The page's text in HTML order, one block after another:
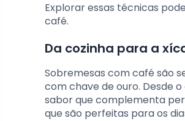
Explorar essas técnicas
café.
Da cozinha para a
Sobremesas com café são
com chave de ouro. Desde
sabor que complementa
que são perfeitas para os